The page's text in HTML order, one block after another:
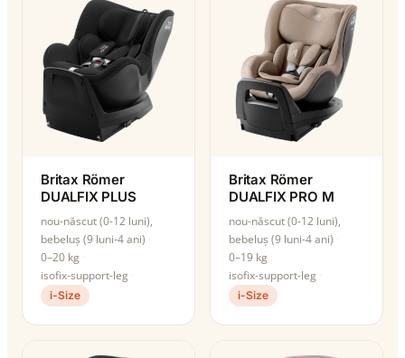
Britax Römer
DUALFIX PLUS
nou-născut (0-12 luni),
bebeluș (9 luni-4 ani)
0–20 kg
isofix-support-leg
i-Size
Britax Römer
DUALFIX PRO M
nou-născut (0-12 luni),
bebeluș (9 luni-4 ani)
0–19 kg
isofix-support-leg
i-Size